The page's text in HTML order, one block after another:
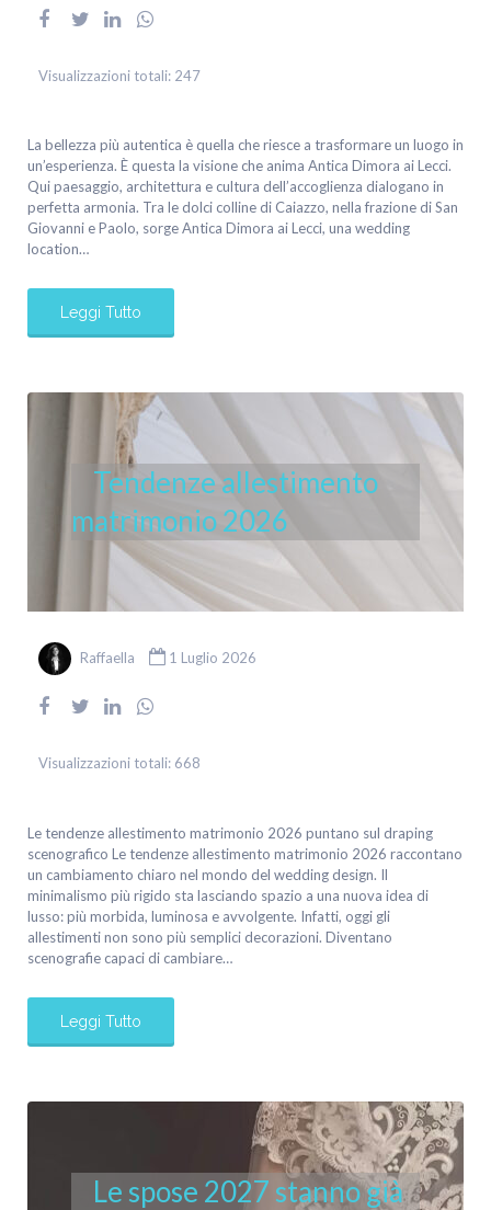
Visualizzazioni totali: 247
La bellezza più autentica è quella che riesce a trasformare un luogo in
un’esperienza. È questa la visione che anima Antica Dimora ai Lecci.
Qui paesaggio, architettura e cultura dell’accoglienza dialogano in
perfetta armonia. Tra le dolci colline di Caiazzo, nella frazione di San
Giovanni e Paolo, sorge Antica Dimora ai Lecci, una wedding
location…
Leggi Tutto
Tendenze allestimento
matrimonio 2026
Raffaella 1 Luglio 2026
Visualizzazioni totali: 668
Le tendenze allestimento matrimonio 2026 puntano sul draping
scenografico Le tendenze allestimento matrimonio 2026 raccontano
un cambiamento chiaro nel mondo del wedding design. Il
minimalismo più rigido sta lasciando spazio a una nuova idea di
lusso: più morbida, luminosa e avvolgente. Infatti, oggi gli
allestimenti non sono più semplici decorazioni. Diventano
scenografie capaci di cambiare…
Leggi Tutto
Le spose 2027 stanno già